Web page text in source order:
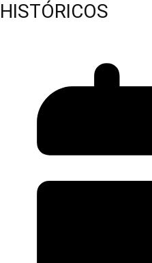
HISTÓRICOS